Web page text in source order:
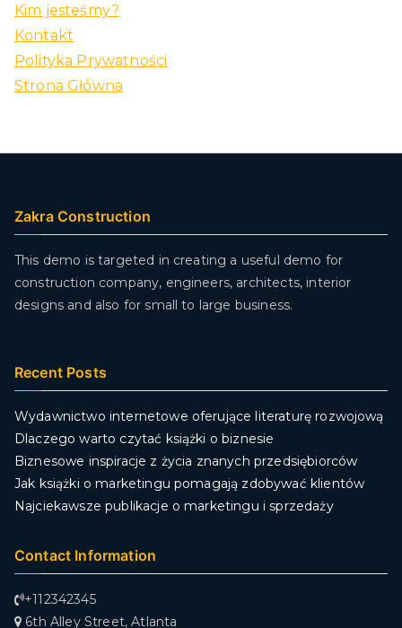
Kim jesteśmy?
Kontakt
Polityka Prywatności
Strona Główna
Zakra Construction
This demo is targeted in creating a useful demo for
construction company, engineers, architects, interior
designs and also for small to large business.
Recent Posts
Wydawnictwo internetowe oferujące literaturę rozwojową
Dlaczego warto czytać książki o biznesie
Biznesowe inspiracje z życia znanych przedsiębiorców
Jak książki o marketingu pomagają zdobywać klientów
Najciekawsze publikacje o marketingu i sprzedaży
Contact Information
+112342345
6th Alley Street, Atlanta